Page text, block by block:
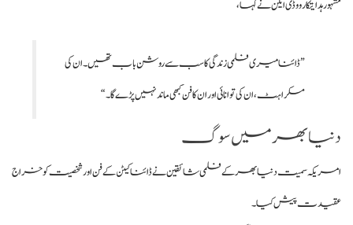
مشہور ہدایتکار ووڈی ایلن نے کہا،
”ڈائنا میری فلمی زندگی کا سب سے روشن باب تھیں۔ ان کی
مسکراہٹ، ان کی توانائی اور ان کا فن کبھی ماند نہیں پڑے گا۔“
دنیا بھر میں سوگ
امریکہ سمیت دنیا بھر کے فلمی شائقین نے ڈائنا کیٹن کے فن اور شخصیت کو خراج
عقیدت پیش کیا۔